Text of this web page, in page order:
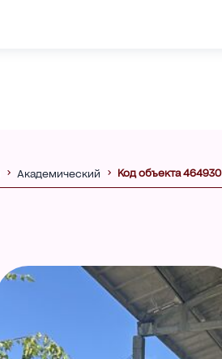
Академический Код объекта 464930